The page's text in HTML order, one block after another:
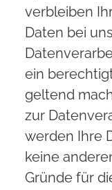
verbleiben
Daten bei
ein
geltend
zur
werden Ihre
keine
Gründe für